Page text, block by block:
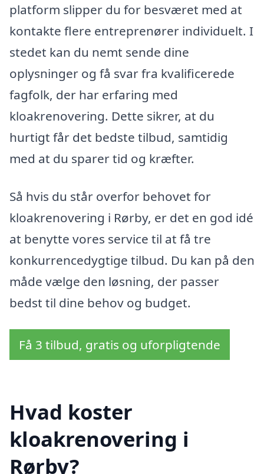
platform slipper du for besværet med at
kontakte flere entreprenører individuelt. I
stedet kan du nemt sende dine
oplysninger og få svar fra kvalificerede
fagfolk, der har erfaring med
kloakrenovering. Dette sikrer, at du
hurtigt får det bedste tilbud, samtidig
med at du sparer tid og kræfter.
Så hvis du står overfor behovet for
kloakrenovering i Rørby, er det en god idé
at benytte vores service til at få tre
konkurrencedygtige tilbud. Du kan på den
måde vælge den løsning, der passer
bedst til dine behov og budget.
Få 3 tilbud, gratis og uforpligtende
Hvad koster
kloakrenovering i
Rørby?